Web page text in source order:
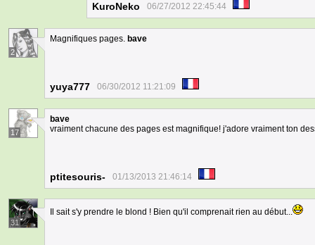
KuroNeko 06/27/2012 22:45:44
2
Magnifiques pages. bave
yuya777 06/30/2012 11:21:09
17
bave
vraiment chacune des pages est magnifique! j'adore vraiment ton
ptitesouris- 01/13/2013 21:46:14
31
Il sait s'y prendre le blond ! Bien qu'il comprenait rien au début...